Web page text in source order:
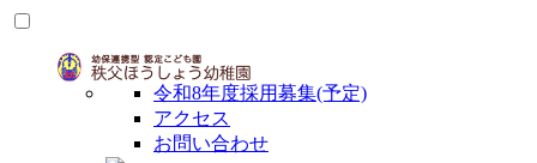
令和8年度採用募集(予定)
アクセス
お問い合わせ